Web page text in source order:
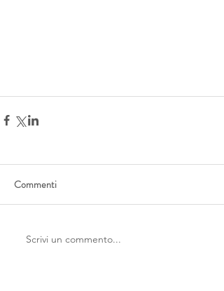
Commenti
Scrivi un commento...